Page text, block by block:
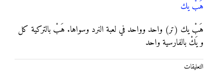
هَبْ يك
هَبْ يك (تر) واحد وواحد في لعبة النرد وسواها. هَبْ بالتركية كل
و يَكْ بالفارسية واحد
التعليقات